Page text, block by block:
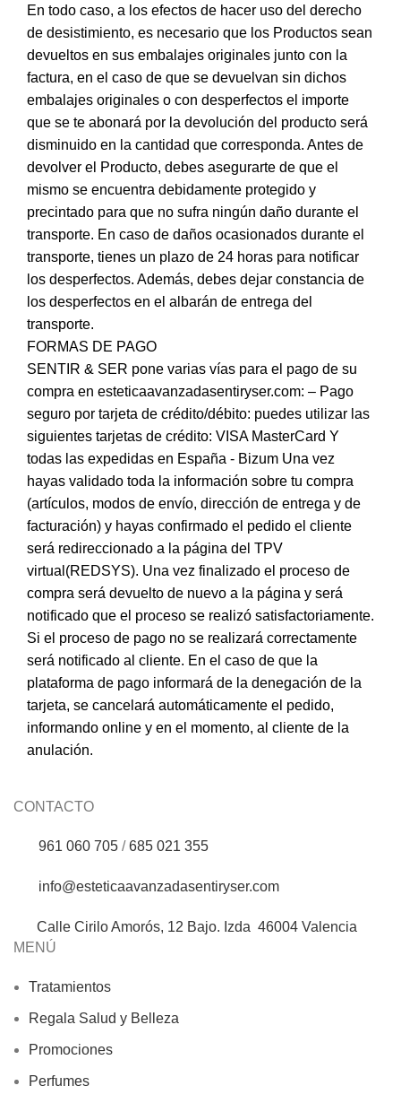
En todo caso, a los efectos de hacer uso del derecho
de desistimiento, es necesario que los Productos sean
devueltos en sus embalajes originales junto con la
factura, en el caso de que se devuelvan sin dichos
embalajes originales o con desperfectos el importe
que se te abonará por la devolución del producto será
disminuido en la cantidad que corresponda. Antes de
devolver el Producto, debes asegurarte de que el
mismo se encuentra debidamente protegido y
precintado para que no sufra ningún daño durante el
transporte. En caso de daños ocasionados durante el
transporte, tienes un plazo de 24 horas para notificar
los desperfectos. Además, debes dejar constancia de
los desperfectos en el albarán de entrega del
transporte.
FORMAS DE PAGO
SENTIR & SER pone varias vías para el pago de su
compra en esteticaavanzadasentiryser.com: – Pago
seguro por tarjeta de crédito/débito: puedes utilizar las
siguientes tarjetas de crédito: VISA MasterCard Y
todas las expedidas en España - Bizum Una vez
hayas validado toda la información sobre tu compra
(artículos, modos de envío, dirección de entrega y de
facturación) y hayas confirmado el pedido el cliente
será redireccionado a la página del TPV
virtual(REDSYS). Una vez finalizado el proceso de
compra será devuelto de nuevo a la página y será
notificado que el proceso se realizó satisfactoriamente.
Si el proceso de pago no se realizará correctamente
será notificado al cliente. En el caso de que la
plataforma de pago informará de la denegación de la
tarjeta, se cancelará automáticamente el pedido,
informando online y en el momento, al cliente de la
anulación.
CONTACTO
961 060 705 /685 021 355
info@esteticaavanzadasentiryser.com
Calle Cirilo Amorós, 12 Bajo. Izda 46004 Valencia
MENÚ
Tratamientos
Regala Salud y Belleza
Promociones
Perfumes